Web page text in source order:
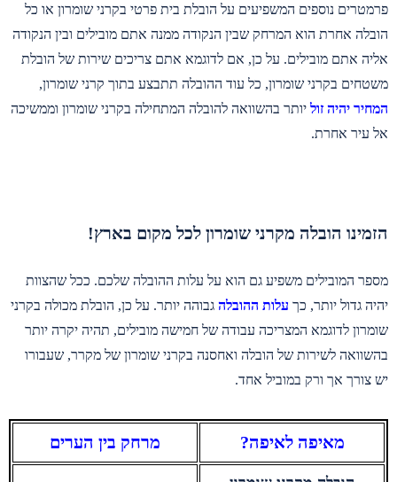
פרמטרים נוספים המשפיעים על הובלת בית פרטי בקרני שומרון או כל
הובלה אחרת הוא המרחק שבין הנקודה ממנה אתם מובילים ובין הנקודה
אליה אתם מובילים. על כן, אם לדוגמא אתם צריכים שירות של הובלת
משטחים בקרני שומרון, כל עוד ההובלה תתבצע בתוך קרני שומרון,
המחיר יהיה זול יותר בהשוואה להובלה המתחילה בקרני שומרון וממשיכה
אל עיר אחרת.
הזמינו הובלה מקרני שומרון לכל מקום בארץ!
מספר המובילים משפיע גם הוא על עלות ההובלה שלכם. ככל שהצוות
יהיה גדול יותר, כך עלות ההובלה גבוהה יותר. על כן, הובלת מכולה בקרני
שומרון לדוגמא המצריכה עבודה של חמישה מובילים, תהיה יקרה יותר
בהשוואה לשירות של הובלה ואחסנה בקרני שומרון של מקרר, שעבורו
יש צורך אך ורק במוביל אחד.
מאיפה לאיפה? מרחק בין הערים